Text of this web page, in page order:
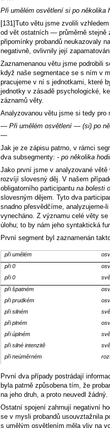
Při umělém osvětlení si po několika
[131]Tuto větu jsme zvolili
od vět ostatních — průměrně stejně
připomínky probandů neukazovaly
negativně, ovlivnily její
Zaznamenanou větu jsme podrobili
když naše segmentace se s ním v
pracujeme v ní s jednotkami, které
jednotky v zásadě psychologické,
záznamů věty.
Analyzovanou větu jsme si tedy
— Při umělém osvětlení — (si) po
—
Jak je ze zápisu patrno, v rámci
dva subsegmenty: - po několika
Jako první jsme v analyzované větě
rozvíjí slovesný děj. V našem
obligatorního participantu na bolesti
slovesným dějem. Tyto dva
snadno přesvědčíme,
vynecháno. Z významu celé věty
úlohu; to by nám jeho syntaktická
První segment byl zaznamenán
při umělém
při 0
při 0
při špatném
při prudkém
při silném
při plném
při úplném
při silné intenzitě
při neúměrném
První dva případy postrádají
byla patrně způsobena tím, že
na jeho druh, a proto neuvedl žádný.
Ostatní spojení zahrnují negativní
se v mysli probandů usouvztažnila
s umělým osvětlením měla vliv na